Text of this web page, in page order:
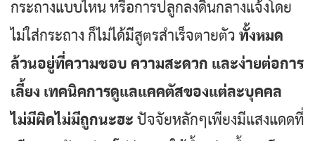
กระถางแบบไหน หรือการปลูกลงดินกลางแจ้งโดย
ไม่ใส่กระถาง ก็ไม่ได้มีสูตรสำเร็จตายตัว ทั้งหมด
ล้วนอยู่ที่ความชอบ ความสะดวก และง่ายต่อการ
เลี้ยง เทคนิคการดูแลแคคตัสของแต่ละบุคคล
ไม่มีผิดไม่มีถูกนะฮะ ปัจจัยหลักๆเพียงมีแสงแดดที่